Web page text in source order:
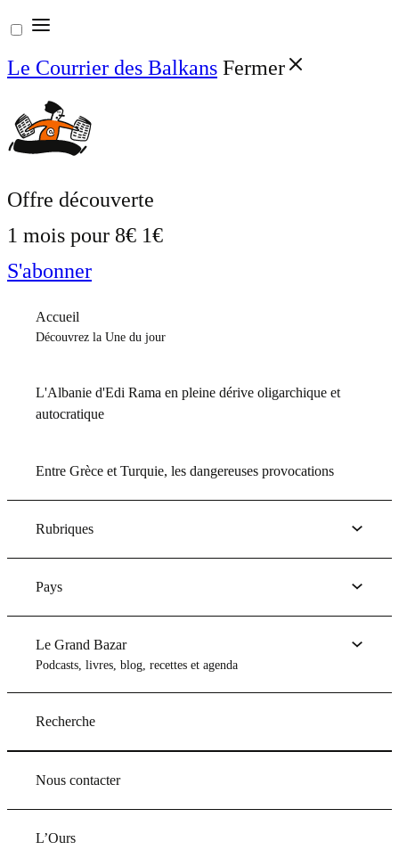
Aller
au
contenu
Le Courrier des Balkans Fermer
Offre découverte
1 mois pour 8€ 1€
S'abonner
Accueil
Découvrez la Une du jour
L'Albanie d'Edi Rama en pleine dérive oligarchique et
autocratique
Entre Grèce et Turquie, les dangereuses provocations
Rubriques
Pays
Le Grand Bazar
Podcasts, livres, blog, recettes et agenda
Recherche
Nous contacter
L’Ours